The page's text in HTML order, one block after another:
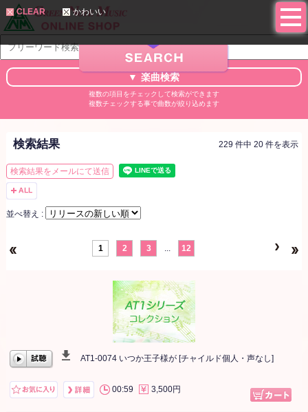
楽曲検索
複数の項目をチェックして検索ができます
複数チェックする事で曲数が絞り込めます
CLEAR かわいい
検索結果
検索結果をメールにて送信
229 件中 20 件を表示
並べ替え :
1 2 3 12
00:00/00:00
AT1-0074 いつか王子様が [チャイルド個人・声なし]
00:59 3,500円